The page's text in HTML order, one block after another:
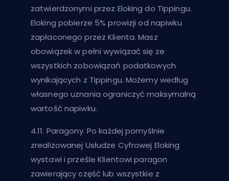
zatwierdzonymi przez Eloking do Tippingu.
Eloking pobierze 5% prowizji od napiwku
zapłaconego przez Klienta. Masz
obowiązek w pełni wywiązać się ze
wszystkich zobowiązań podatkowych
wynikających z Tippingu. Możemy według
własnego uznania ograniczyć maksymalną
wartość napiwku.
4.11. Paragony. Po każdej pomyślnie
zrealizowanej Usłudze Cyfrowej Eloking
wystawi i prześle Klientowi paragon
zawierający część lub wszystkie z